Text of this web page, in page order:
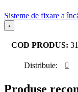
Sisteme de fixare a
›
COD PRODUS:
Distribuie:
Produse